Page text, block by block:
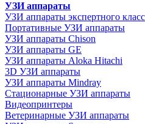
УЗИ аппараты
УЗИ аппараты экспертного
Портативные УЗИ аппараты
УЗИ аппараты Chison
УЗИ аппараты GE
УЗИ аппараты Aloka Hitachi
3D УЗИ аппараты
УЗИ аппараты Mindray
Стационарные УЗИ аппараты
Видеопринтеры
Ветеринарные УЗИ аппараты